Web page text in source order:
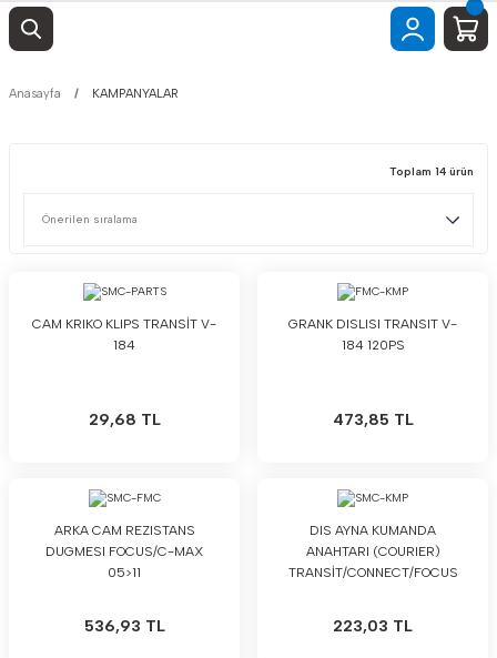
Anasayfa KAMPANYALAR
Toplam 14 ürün
CAM KRIKO KLIPS TRANSİT V-
184
29,68 TL
GRANK DISLISI TRANSIT V-
184 120PS
473,85 TL
ARKA CAM REZISTANS
DUGMESI FOCUS/C-MAX
05>11
536,93 TL
DIS AYNA KUMANDA
ANAHTARI (COURIER)
TRANSİT/CONNECT/FOCUS
223,03 TL